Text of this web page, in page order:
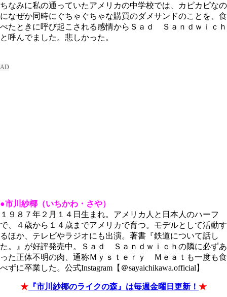
ちなみに私の通っていたアメリカの中学校では、カピカピなの
になぜか同時にぐちゃぐちゃな購買のダメサンドのことを、食
べたときに呼び起こされる感情からＳａｄ Ｓａｎｄｗｉｃｈ
と呼んでました。悲しかった。
●市川紗椰（いちかわ・さや）
１９８７年２月１４日生まれ。アメリカ人と日本人のハーフ
で、４歳から１４歳までアメリカで育つ。モデルとして活動す
るほか、テレビやラジオにも出演。著書『鉄道について話し
た。』が好評発売中。Ｓａｄ Ｓａｎｄｗｉｃｈの隣に必ずあ
った正体不明の肉、通称Ｍｙｓｔｅｒｙ Ｍｅａｔも一度も食
べずに卒業した。公式Instagram【＠sayaichikawa.official】
★ 『市川紗椰のライクの森』は毎週金曜日更新！ ★